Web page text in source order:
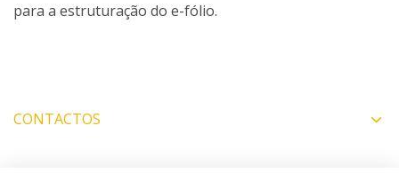
para a estruturação do e-fólio.
CONTACTOS